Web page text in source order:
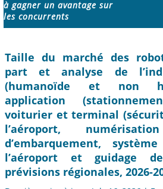
à gagner un avantage sur
les concurrents
Taille du marché des
part et analyse de
(humanoïde et non
application
voiturier et terminal
l’aéroport,
d’embarquement,
l’aéroport et guidage
prévisions régionales, 2026-